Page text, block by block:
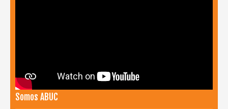
Somos ABUC